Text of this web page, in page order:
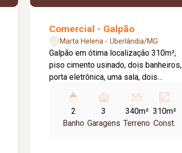
Comercial - Galpão
Marta Helena - Uberlândia/MG
Galpão em ótima localização 310m²,
piso cimento usinado, dois banheiros,
porta eletrônica, uma sala, dois
2
Banho
3
Garagens
340m²
Terreno
310m²
Const.